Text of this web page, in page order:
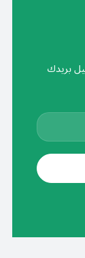
بريدك